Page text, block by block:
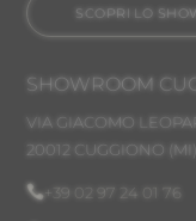
SCOPRI LO
SHOWROOM
VIA GIACOMO
20012 CUGGIONO (MI)
+39 02 97 24 01 76